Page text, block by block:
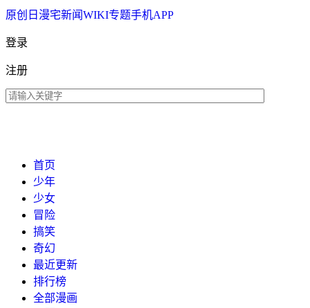
原创 日漫宅新闻WIKI专题手机APP
登录
注册
首页
少年
少女
冒险
搞笑
奇幻
最近更新
排行榜
全部漫画